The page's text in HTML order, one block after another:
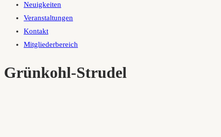
Neuigkeiten
Veranstaltungen
Kontakt
Mitgliederbereich
Grünkohl-Strudel